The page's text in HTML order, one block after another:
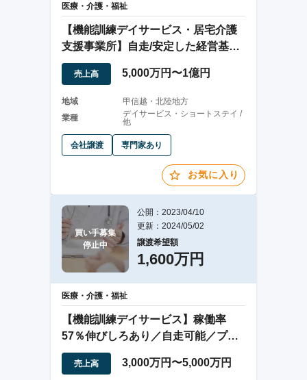
医療・介護・福祉
【機能訓練デイサービス・居宅介護
支援事業所】自走/安定した経営基盤/
有資格者多数
売上高 5,000万円〜1億円
地域
甲信越・北陸地方
業種
デイサービス・ショートステイ /
他
会社譲渡 専門家あり
お気に入り
買い手募集
停止中
公開：2023/04/10
更新：2024/05/02
譲渡希望額
1,600万円
医療・介護・福祉
【機能訓練デイサービス】稼働率
57％伸びしろあり／自走可能／プロ
グラム充実
売上高 3,000万円〜5,000万円